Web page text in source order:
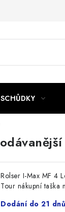
SCHŮDKY
Rolser I-Max MF 4
Tour nákupní taška
Dodání do 21 dnů